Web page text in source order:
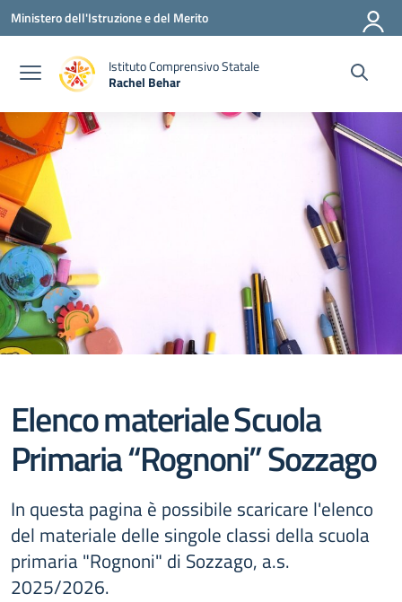
Vai ai contenuti
Vai al menu di navigazione
Vai al footer
Ministero dell'Istruzione e del Merito
Istituto Comprensivo Statale
Rachel Behar
Elenco materiale Scuola
Primaria “Rognoni” Sozzago
In questa pagina è possibile scaricare l'elenco
del materiale delle singole classi della scuola
primaria "Rognoni" di Sozzago, a.s.
2025/2026.